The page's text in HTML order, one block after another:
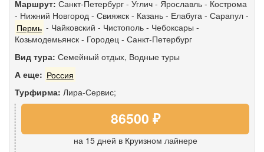
Маршрут: Санкт-Петербург - Углич - Ярославль - Кострома
- Нижний Новгород - Свияжск - Казань - Елабуга - Сарапул -
Пермь - Чайковский - Чистополь- Чебоксары -
Козьмодемьянск - Городец - Санкт-Петербург
Вид тура: Семейный отдых, Водные туры
А еще: Россия
Турфирма: Лира-Сервис;
86500 ₽
на 15 дней в Круизном лайнере